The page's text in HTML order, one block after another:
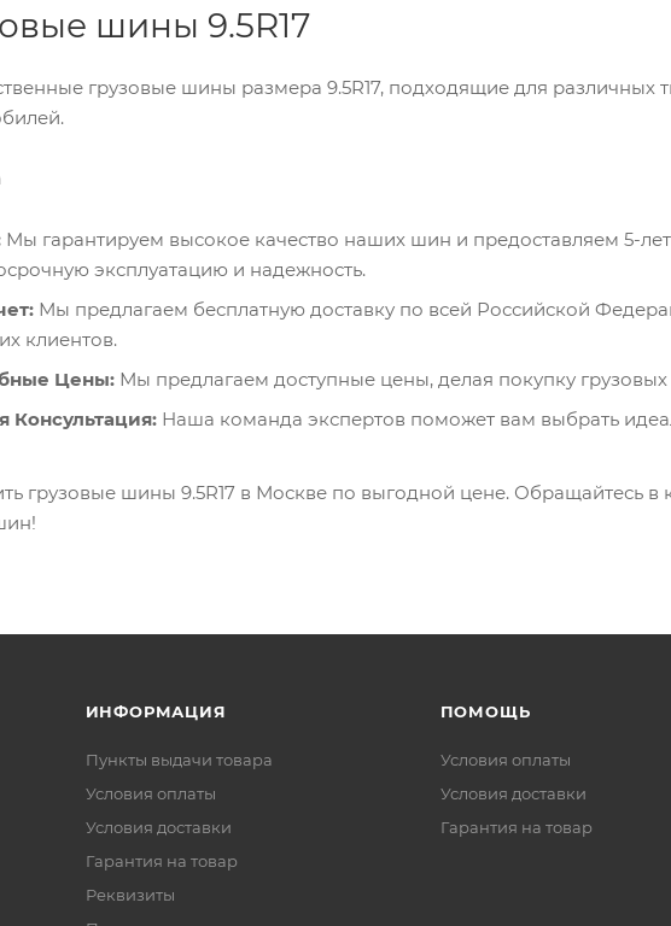
шины 9.5R17
грузовые шины размера 9.5R17, подходящие для различных
Мы гарантируем высокое качество наших шин и предоставляем 5-
эксплуатацию и надежность.
Мы предлагаем бесплатную доставку по всей Российской
клиентов.
Цены: Мы предлагаем доступные цены, делая покупку
Консультация: Наша команда экспертов поможет вам выбрать
грузовые шины 9.5R17 в Москве по выгодной цене.
ИНФОРМАЦИЯ
Пункты выдачи товара
Условия оплаты
Условия доставки
Гарантия на товар
Реквизиты
ПОМОЩЬ
Условия оплаты
Условия доставки
Гарантия на товар